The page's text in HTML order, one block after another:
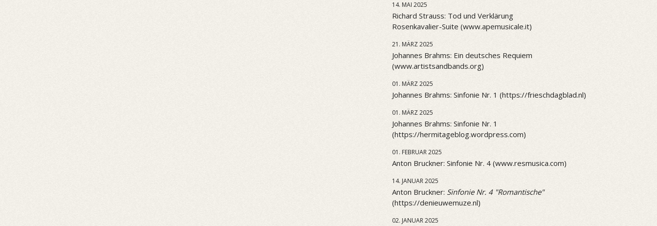
14. MAI 2025
Richard Strauss: Tod und Verklärung
Rosenkavalier-Suite (www.apemusicale.it)
21. MÄRZ 2025
Johannes Brahms: Ein deutsches Requiem
(www.artistsandbands.org)
01. MÄRZ 2025
Johannes Brahms: Sinfonie Nr. 1 (https://frieschdagblad.nl)
01. MÄRZ 2025
Johannes Brahms: Sinfonie Nr. 1
(https://hermitageblog.wordpress.com)
01. FEBRUAR 2025
Anton Bruckner: Sinfonie Nr. 4 (www.resmusica.com)
14. JANUAR 2025
Anton Bruckner: Sinfonie Nr. 4 "Romantische"
(https://denieuwemuze.nl)
02. JANUAR 2025